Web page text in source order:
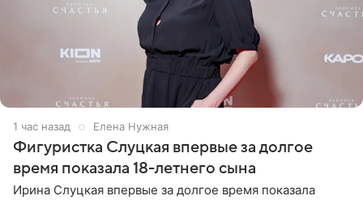
1 час назад Елена Нужная
Фигуристка Слуцкая впервые за долгое
время показала 18-летнего сына
Ирина Слуцкая впервые за долгое время показала